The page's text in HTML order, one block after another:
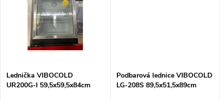
Lednička VIBOCOLD
UR200G-I 59,5x59,5x84cm
Podbarová lednice VIBOCOLD
LG-208S 89,5x51,5x89cm